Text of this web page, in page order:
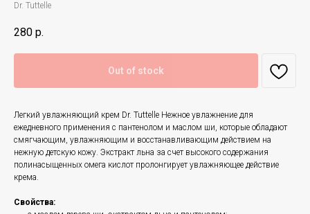
Dr. Tuttelle
280 р.
Out of stock
Легкий увлажняющий крем Dr. Tuttelle Нежное увлажнение для
ежедневного применения с пантенолом и маслом ши, которые обладают
смягчающим, увлажняющим и восстанавливающим действием на
нежную детскую кожу. Экстракт льна за счет высокого содержания
полинасыщенных омега кислот пролонгирует увлажняющее действие
крема.
Свойства: